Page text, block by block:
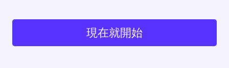
現在就開始